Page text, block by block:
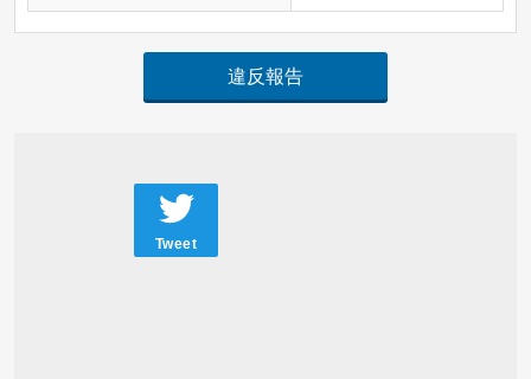
違反報告
Tweet